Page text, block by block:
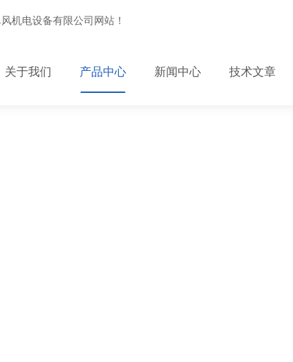
机电设备有限公司网站！
关于我们 产品中心 新闻中心 技术文章